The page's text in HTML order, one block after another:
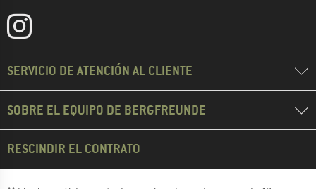
SERVICIO DE ATENCIÓN AL CLIENTE
SOBRE EL EQUIPO DE BERGFREUNDE
RESCINDIR EL CONTRATO